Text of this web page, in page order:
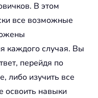
В этом
все возможные
каждого случая. Вы
перейдя по
либо изучить все
освоить навыки